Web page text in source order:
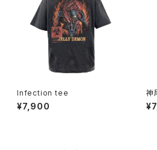
Infection tee
¥7,900
神